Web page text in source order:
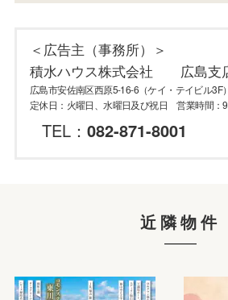
＜広告主（事務所）＞
積水ハウス株式会社 広島支
広島市安佐南区西原5-16-6（ケイ・テイビル3F）
定休日：火曜日、水曜日及び祝日 営業時間：
TEL： 082-871-8001
近隣物件